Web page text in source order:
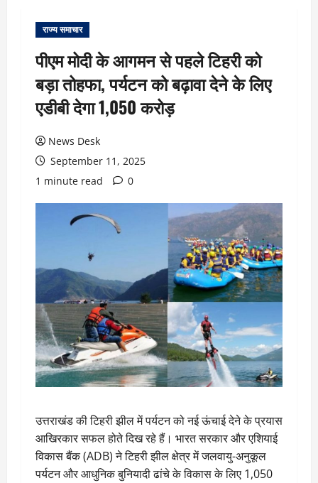
राज्य समाचार
पीएम मोदी के आगमन से पहले टिहरी को
बड़ा तोहफा, पर्यटन को बढ़ावा देने के लिए
एडीबी देगा 1,050 करोड़
News Desk
September 11, 2025
1 minute read
0
उत्तराखंड की टिहरी झील में पर्यटन को नई ऊंचाई देने के प्रयास
आखिरकार सफल होते दिख रहे हैं। भारत सरकार और एशियाई
विकास बैंक (ADB) ने टिहरी झील क्षेत्र में जलवायु-अनुकूल
पर्यटन और आधुनिक बुनियादी ढांचे के विकास के लिए 1,050